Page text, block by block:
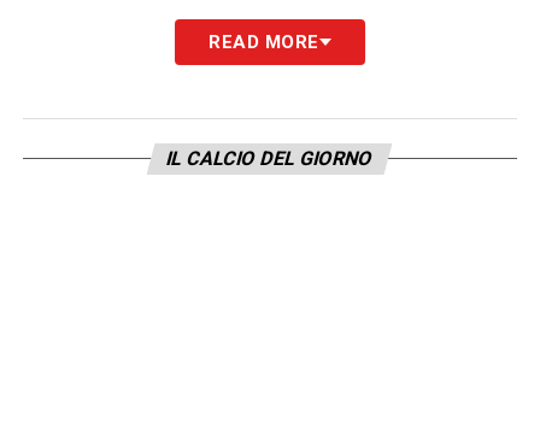
effetto immediato. Il club lo ringrazia per il
suo immenso contributo in due periodi
ogni bene per il futuro. Tutti al Manchester
READ MORE
IL CALCIO DEL GIORNO